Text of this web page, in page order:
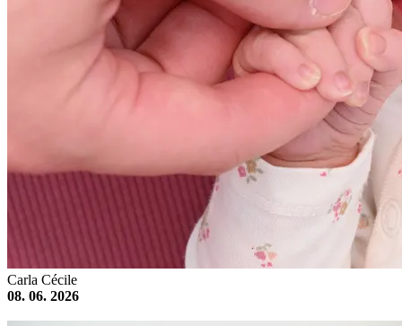
Carla Cécile
08. 06. 2026